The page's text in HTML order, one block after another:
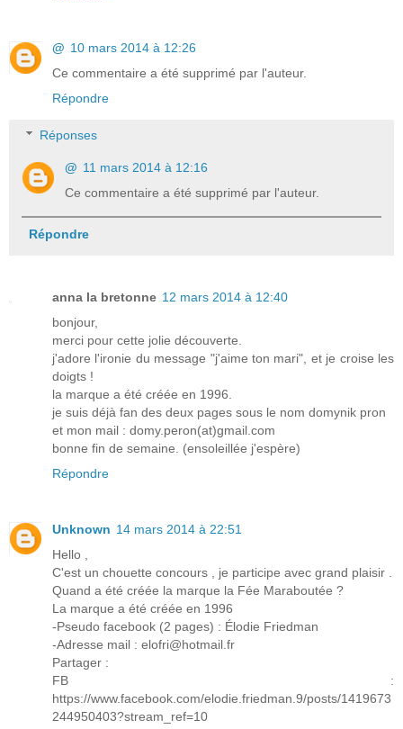
@ 10 mars 2014 à 12:26
Ce commentaire a été supprimé par l'auteur.
Répondre
Réponses
@ 11 mars 2014 à 12:16
Ce commentaire a été supprimé par l'auteur.
Répondre
anna la bretonne 12 mars 2014 à 12:40
bonjour,
merci pour cette jolie découverte.
j'adore l'ironie du message "j'aime ton mari", et je croise les
doigts !
la marque a été créée en 1996.
je suis déjà fan des deux pages sous le nom domynik pron
et mon mail : domy.peron(at)gmail.com
bonne fin de semaine. (ensoleillée j'espère)
Répondre
Unknown 14 mars 2014 à 22:51
Hello ,
C'est un chouette concours , je participe avec grand plaisir .
Quand a été créée la marque la Fée Maraboutée ?
La marque a été créée en 1996
-Pseudo facebook (2 pages) : Élodie Friedman
-Adresse mail : elofri@hotmail.fr
Partager :
FB :
https://www.facebook.com/elodie.friedman.9/posts/1419673
244950403?stream_ref=10